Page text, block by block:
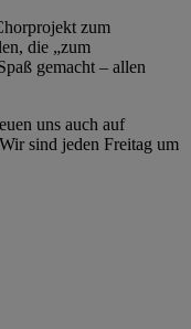
zum
die „zum
gemacht – allen
uns auch auf
sind jeden Freitag um